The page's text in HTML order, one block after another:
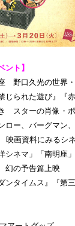
ント】
野口久光の世界
じられた遊び』『
スターの肖像・
ロー、バーグマン
映画資料にみるシ
ネマ」「南明座
幻の予告篇上映
ンタイムス』『第